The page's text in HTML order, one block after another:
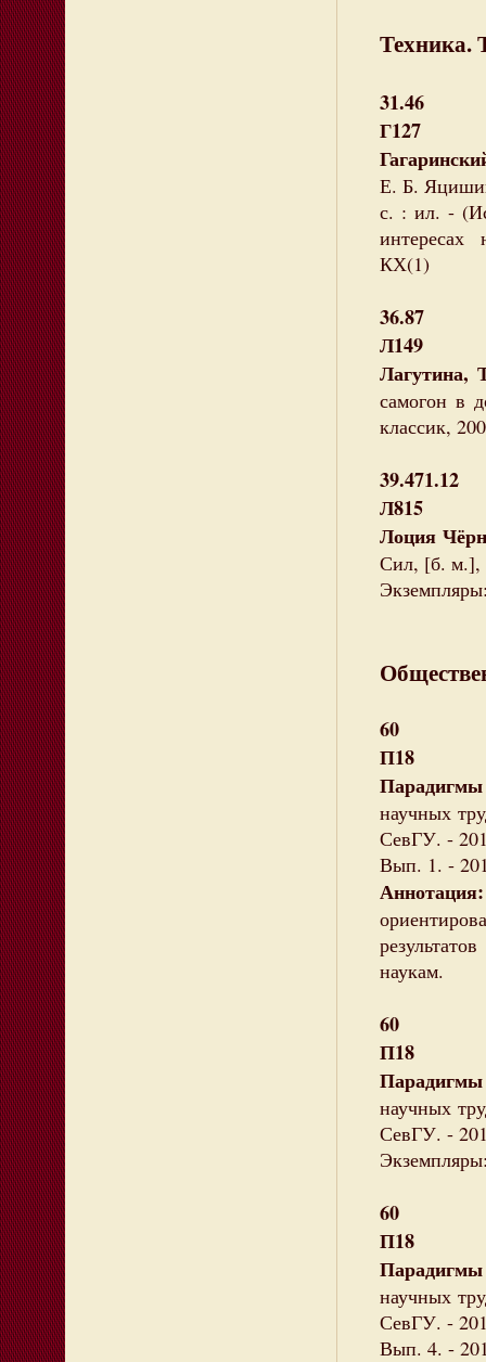
Техника.
31.46
Г127
Е. Б.
с. : ил. -
интересах
КХ(1)
36.87
Л149
Лагутина,
самогон в
классик,
39.471.12
Л815
Лоция
Сил, [б. м.],
60
П18
научных
СевГУ. -
Вып. 1. -
Аннотация:
наукам.
60
П18
научных
СевГУ. -
60
П18
научных
СевГУ. -
Вып. 4. -